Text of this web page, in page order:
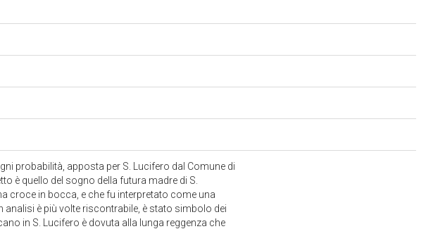
probabilità, apposta per S. Lucifero dal Comune di
è quello del sogno della futura madre di S.
croce in bocca, e che fu interpretato come una
analisi è più volte riscontrabile, è stato simbolo dei
in S. Lucifero è dovuta alla lunga reggenza che